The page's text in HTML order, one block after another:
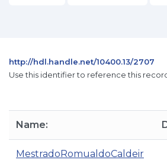
http://hdl.handle.net/10400.13/2707
Use this identifier to reference this
Name:
MestradoRomualdoCaldeir